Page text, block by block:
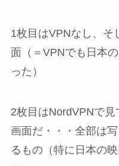
1枚目はVPNなし、そ
面（＝VPNでも日本
った）
2枚目はNordVPNで
画面だ・・・全部は
るもの（特に日本の